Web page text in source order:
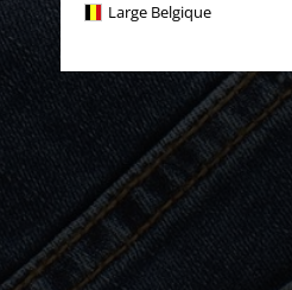
Large Belgique